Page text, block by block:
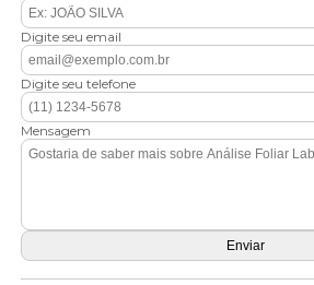
Digite seu email
Digite seu telefone
Mensagem